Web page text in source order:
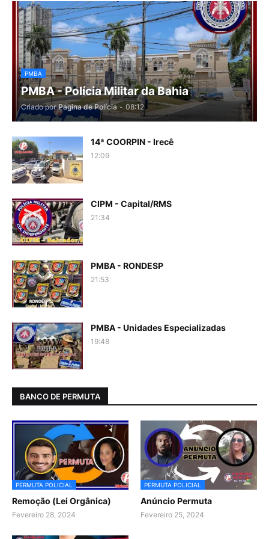
PMBA
PMBA - Polícia Militar da Bahia
Criado por Pagina de Polícia - 08:12
14ª COORPIN - Irecê
12:09
CIPM - Capital/RMS
21:34
PMBA - RONDESP
21:53
PMBA - Unidades Especializadas
19:48
BANCO DE PERMUTA
PERMUTA POLICIAL
Remoção (Lei Orgânica)
Fevereiro 28, 2024
PERMUTA POLICIAL
Anúncio Permuta
Fevereiro 25, 2024